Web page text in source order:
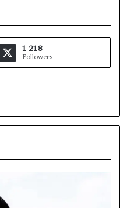
1 218
Followers